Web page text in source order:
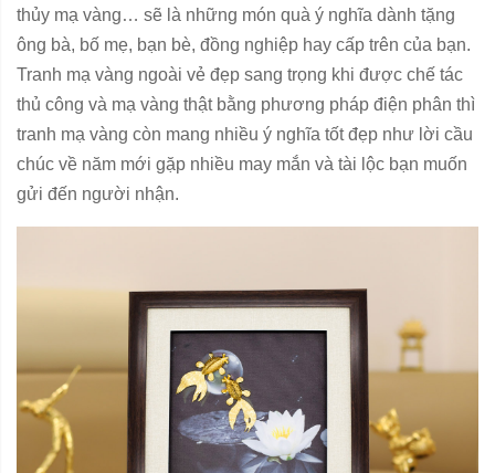
thủy mạ vàng… sẽ là những món quà ý nghĩa dành tặng
ông bà, bố mẹ, bạn bè, đồng nghiệp hay cấp trên của bạn.
Tranh mạ vàng ngoài vẻ đẹp sang trọng khi được chế tác
thủ công và mạ vàng thật bằng phương pháp điện phân thì
tranh mạ vàng còn mang nhiều ý nghĩa tốt đẹp như lời cầu
chúc về năm mới gặp nhiều may mắn và tài lộc bạn muốn
gửi đến người nhận.